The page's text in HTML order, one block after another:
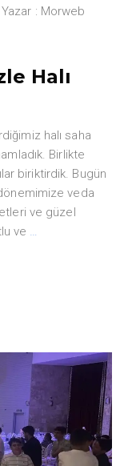
Yazar : Morweb
Halı
halı saha
Birlikte
biriktirdik. Bugün
veda
ve güzel
ve …